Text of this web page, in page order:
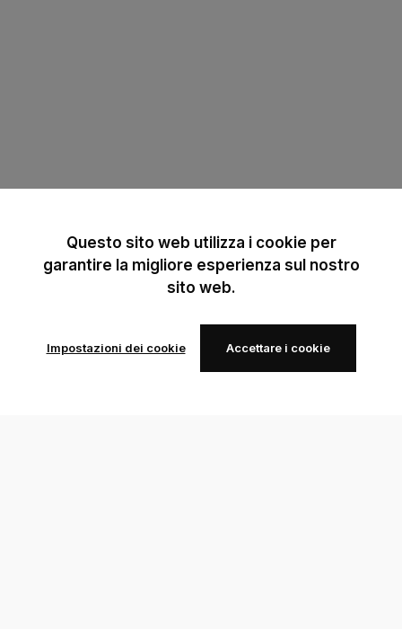
Questo sito web utilizza i cookie per
garantire la migliore esperienza sul nostro
sito web.
Impostazioni dei cookie Accettare i cookie